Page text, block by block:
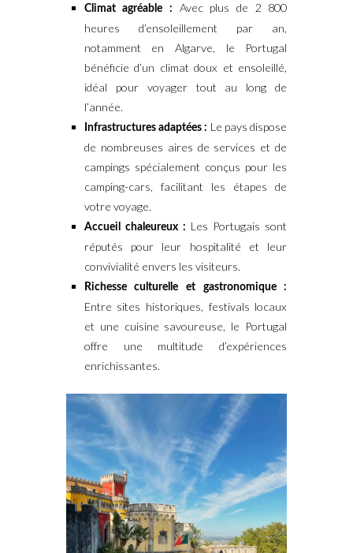
Climat agréable :
Avec plus de 2 800
heures d’ensoleillement par an,
notamment en Algarve, le Portugal
bénéficie d’un climat doux et ensoleillé,
idéal pour voyager tout au long de
l’année.
Infrastructures adaptées : Le pays dispose
de nombreuses aires de services et de
campings spécialement conçus pour les
camping-cars, facilitant les étapes de
votre voyage.
Accueil chaleureux : Les Portugais sont
réputés pour leur hospitalité et leur
convivialité envers les visiteurs.
Richesse culturelle et gastronomique :
Entre sites historiques, festivals locaux
et une cuisine savoureuse, le Portugal
offre une multitude d’expériences
enrichissantes.